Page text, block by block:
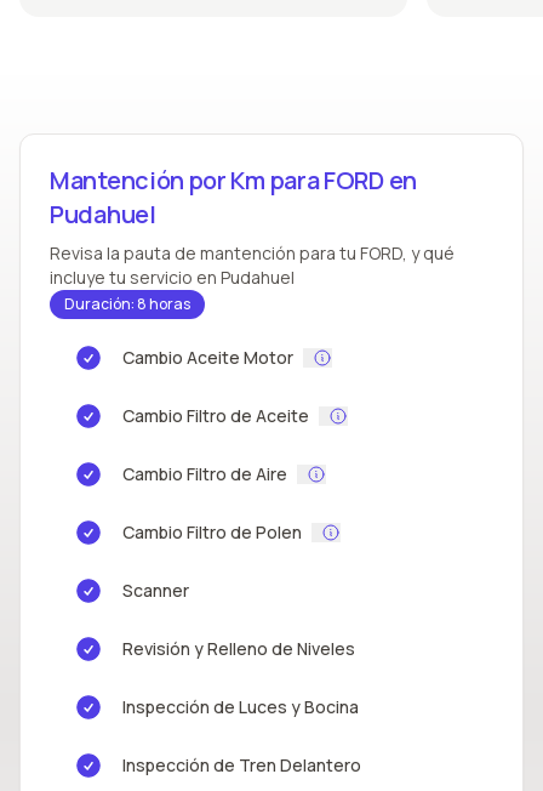
Mantención por Km para FORD en
Pudahuel
Revisa la pauta de mantención para tu FORD, y qué
incluye tu servicio en Pudahuel
Duración: 8 horas
Cambio Aceite Motor
Cambio Filtro de Aceite
Cambio Filtro de Aire
Cambio Filtro de Polen
Scanner
Revisión y Relleno de Niveles
Inspección de Luces y Bocina
Inspección de Tren Delantero